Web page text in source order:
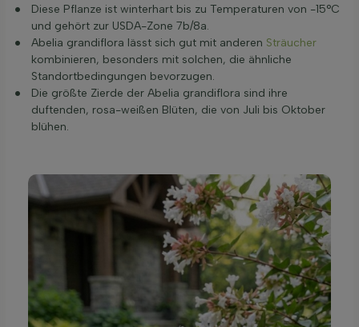
Diese Pflanze ist winterhart bis zu Temperaturen von -15°C
und gehört zur USDA-Zone 7b/8a.
Abelia grandiflora lässt sich gut mit anderen Sträucher
kombinieren, besonders mit solchen, die ähnliche
Standortbedingungen bevorzugen.
Die größte Zierde der Abelia grandiflora sind ihre
duftenden, rosa-weißen Blüten, die von Juli bis Oktober
blühen.